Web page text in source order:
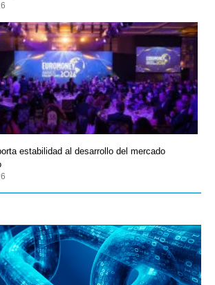
estabilidad al desarrollo del mercado